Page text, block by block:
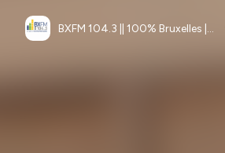
BXFM 104.3 || 100% Bruxelles || 100% Europe